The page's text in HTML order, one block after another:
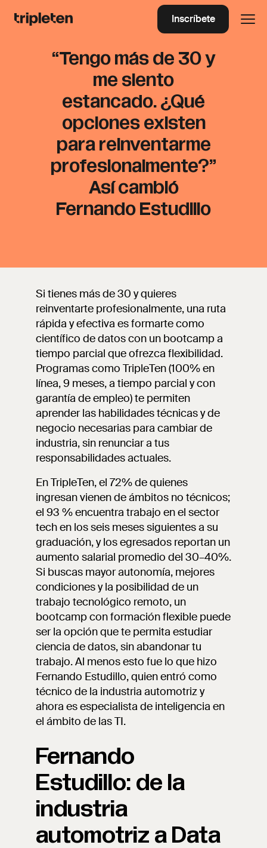
Inscríbete
“Tengo más de 30 y
me siento
estancado. ¿Qué
opciones existen
para reinventarme
profesionalmente?”
Así cambió
Fernando Estudillo
Si tienes más de 30 y quieres
reinventarte profesionalmente, una ruta
rápida y efectiva es formarte como
científico de datos con un bootcamp a
tiempo parcial que ofrezca flexibilidad.
Programas como TripleTen (100% en
línea, 9 meses, a tiempo parcial y con
garantía de empleo) te permiten
aprender las habilidades técnicas y de
negocio necesarias para cambiar de
industria, sin renunciar a tus
responsabilidades actuales.
En TripleTen, el 72% de quienes
ingresan vienen de ámbitos no técnicos;
el 93 % encuentra trabajo en el sector
tech en los seis meses siguientes a su
graduación, y los egresados reportan un
aumento salarial promedio del 30–40%.
Si buscas mayor autonomía, mejores
condiciones y la posibilidad de un
trabajo tecnológico remoto, un
bootcamp con formación flexible puede
ser la opción que te permita estudiar
ciencia de datos, sin abandonar tu
trabajo. Al menos esto fue lo que hizo
Fernando Estudillo, quien entró como
técnico de la industria automotriz y
ahora es especialista de inteligencia en
el ámbito de las TI.
Fernando
Estudillo: de la
industria
automotriz a Data